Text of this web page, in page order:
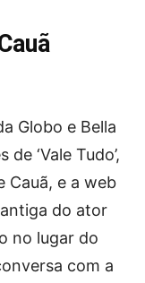
Globo e Bella
‘Vale Tudo’,
Cauã, e a web
do ator
no lugar do
com a